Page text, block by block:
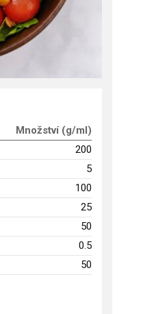
Množství (g/ml)
200
5
100
25
50
0.5
50